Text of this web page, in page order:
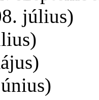
július)